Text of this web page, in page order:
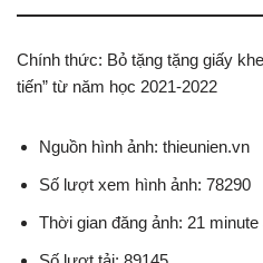
Chính thức: Bỏ tặng tặng giấy
tiến” từ năm học 2021-2022
Nguồn hình ảnh: thieunien.vn
Số lượt xem hình ảnh: 78290
Thời gian đăng ảnh: 21 minute